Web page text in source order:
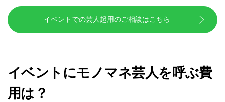
イベントでの芸人起用のご相談はこちら
イベントにモノマネ芸人を呼ぶ費
用は？